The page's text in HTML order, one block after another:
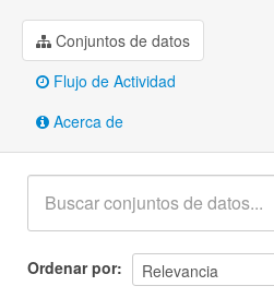
Conjuntos de datos
Flujo de Actividad
Acerca de
Ordenar por